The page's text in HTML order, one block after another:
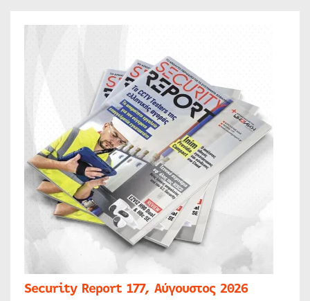
Security Report 177, Αύγουστος 2026